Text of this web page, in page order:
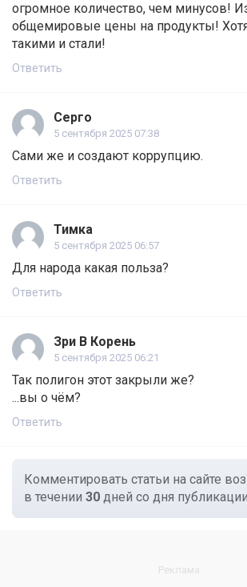
огромное количество, чем минусов!
общемировые цены на продукты!
такими и стали!
Ответить
Серго
5 сентября 2025 07:38
Сами же и создают коррупцию.
Ответить
Тимка
5 сентября 2025 06:57
Для народа какая польза?
Ответить
Зри В Корень
5 сентября 2025 06:21
Так полигон этот закрыли же?
...вы о чём?
Ответить
Комментировать статьи на сайте
в течении 30 дней со дня